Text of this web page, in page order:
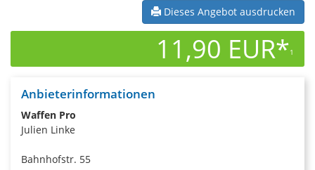
Dieses Angebot ausdrucken
11,90 EUR*1
Anbieterinformationen
Waffen Pro
Julien Linke
Bahnhofstr. 55